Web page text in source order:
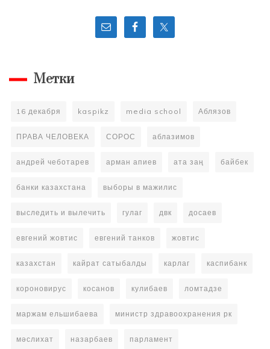
Метки
16 декабря kaspikz media school Аблязов
ПРАВА ЧЕЛОВЕКА СОРОС аблазимов
андрей чеботарев арман апиев ата заң байбек
банки казахстана выборы в мажилис
выследить и вылечить гулаг двк досаев
евгений жовтис евгений танков жовтис
казахстан кайрат сатыбалды карлаг каспибанк
короновирус косанов кулибаев ломтадзе
маржам ельшибаева министр здравоохранения рк
мәслихат назарбаев парламент